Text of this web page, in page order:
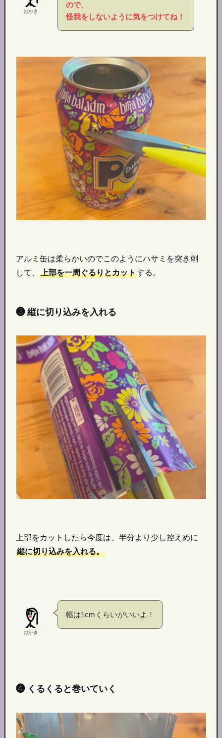
おかき
ので、
怪我をしないように気をつけてね！
アルミ缶は柔らかいのでこのようにハサミを突き刺
して、上部を一周ぐるりとカットする。
❸ 縦に切り込みを入れる
上部をカットしたら今度は、半分より少し控えめに
縦に切り込みを入れる。
おかき
幅は1cmくらいがいいよ！
❹ くるくると巻いていく